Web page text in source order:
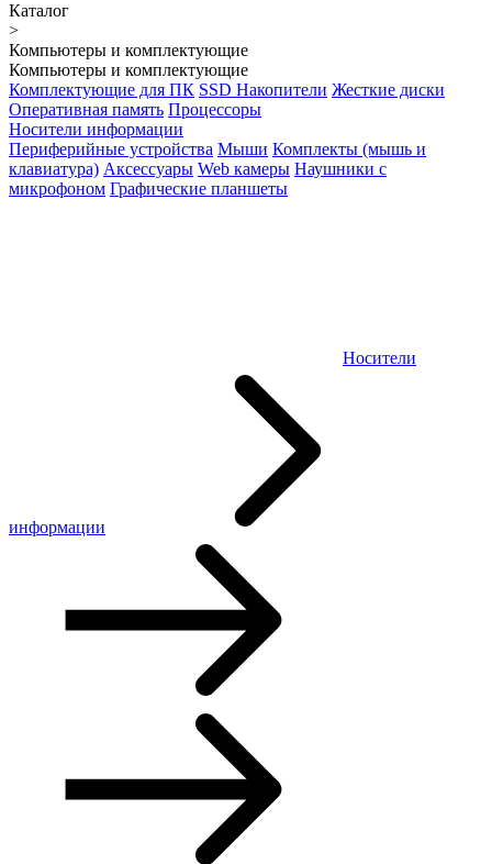
Каталог
>
Компьютеры и комплектующие
Компьютеры и комплектующие
Комплектующие для ПК SSD Накопители Жесткие диски
Оперативная память Процессоры
Носители информации
Периферийные устройства Мыши Комплекты (мышь и
клавиатура) Аксессуары Web камеры Наушники с
микрофоном Графические планшеты
Носители
информации